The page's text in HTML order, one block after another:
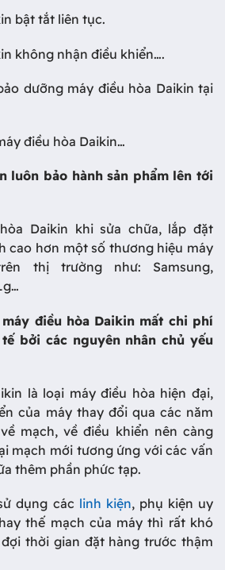
bật tắt liên tục.
không nhận điều khiển….
dưỡng máy điều hòa Daikin tại
điều hòa Daikin…
luôn bảo hành sản phẩm lên tới
Daikin khi sửa chữa, lắp đặt
cao hơn một số thương hiệu máy
thị trường như: Samsung,
điều hòa Daikin mất chi phí
bởi các nguyên nhân chủ yếu
là loại máy điều hòa hiện đại,
của máy thay đổi qua các năm
mạch, về điều khiển nên càng
mạch mới tương ứng với các vấn
thêm phần phức tạp.
dụng các linh kiện, phụ kiện uy
thế mạch của máy thì rất khó
thời gian đặt hàng trước thậm